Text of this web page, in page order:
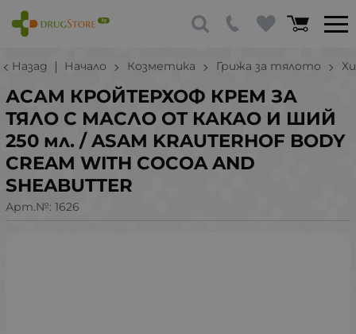
Назад Начало Козметика Грижа за тялото
АСАМ КРОЙТЕРХОФ КРЕМ ЗА
ТЯЛО С МАСЛО ОТ КАКАО И ШИЙ
250 мл. / ASAM KRAUTERHOF BODY
CREAM WITH COCOA AND
SHEABUTTER
Арт.№: 1626